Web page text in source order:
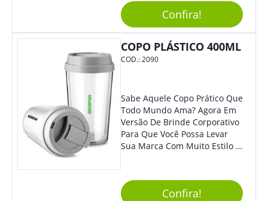
Sua Empresa Em Eventos,
Reuniões Corporativas Ou Até
Mesmo Para Presentear
Colaboradores E Parceiros De
Sua Empresa.
Confira!
COPO PLÁSTICO 400ML
COD.:2090
Sabe Aquele Copo Prático Que
Todo Mundo Ama? Agora Em
Versão De Brinde Corporativo
Para Que Você Possa Levar
Sua Marca Com Muito Estilo E
De Exposição.
Confira!